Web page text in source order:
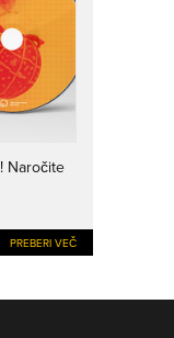
! Naročite
PREBERI VEČ